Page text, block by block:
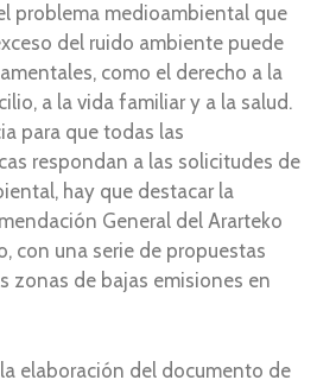
problema medioambiental que
del ruido ambiente puede
como el derecho a la
a la vida familiar y a la salud.
para que todas las
respondan a las solicitudes de
hay que destacar la
General del Ararteko
con una serie de propuestas
zonas de bajas emisiones en
elaboración del documento de